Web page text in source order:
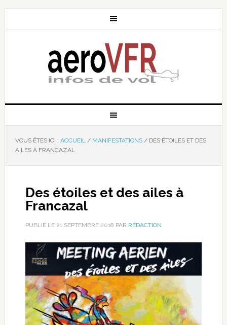
VOUS ÊTES ICI : ACCUEIL / MANIFESTATIONS /DES ÉTOILES ET DES
AILES À FRANCAZAL
Des étoiles et des ailes à
Francazal
PUBLIÉ LE 21 SEPTEMBRE 2018 PAR RÉDACTION